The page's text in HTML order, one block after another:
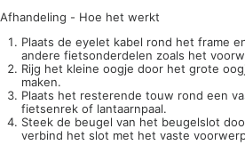
Afhandeling - Hoe het werkt
Plaats de eyelet kabel rond het frame
andere fietsonderdelen zoals het
Rijg het kleine oogje door het grote
maken.
Plaats het resterende touw rond een
fietsenrek of lantaarnpaal.
Steek de beugel van het beugelslot
verbind het slot met het vaste